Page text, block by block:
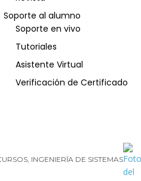
Guía de Turismo
Inglés Americano
Marketing y Publicidad
Medio Ambiente y Seguridad
Plataforma Bancaria y
Ventas de Productos y
Visitador Médico
Soporte al alumno
Soporte en vivo
Tutoriales
Asistente Virtual
Verificación de Certificado
, INGENIERÍA DE SISTEMAS